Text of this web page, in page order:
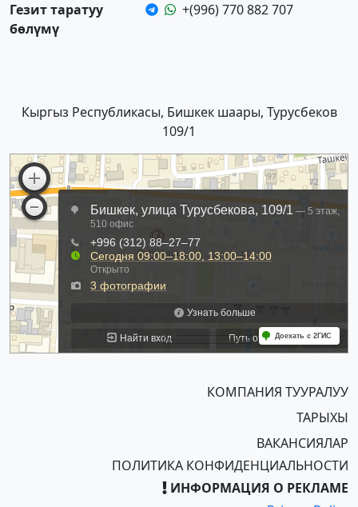
Гезит таратуу
бөлүмү
+(996) 770 882 707
Кыргыз Республикасы, Бишкек шаары, Турусбеков
109/1
КОМПАНИЯ ТУУРАЛУУ
ТАРЫХЫ
ВАКАНСИЯЛАР
ПОЛИТИКА КОНФИДЕНЦИАЛЬНОСТИ
ИНФОРМАЦИЯ О РЕКЛАМЕ